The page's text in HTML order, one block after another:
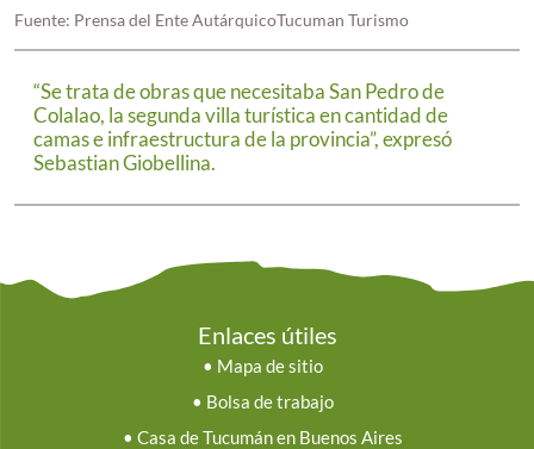
“Se trata de obras que necesitaba San Pedro de
Colalao, la segunda villa turística en cantidad de
camas e infraestructura de la provincia”, expresó
Sebastian Giobellina.
Fuente: Prensa del Ente AutárquicoTucuman Turismo
Enlaces útiles
• Mapa de sitio
• Bolsa de trabajo
• Casa de Tucumán en Buenos Aires